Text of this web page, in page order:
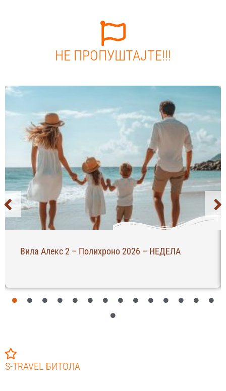
НЕ ПРОПУШТАЈТЕ!!!
Вила Алекс 2 – Полихроно 2026 – НЕДЕЛА
S-TRAVEL БИТОЛА